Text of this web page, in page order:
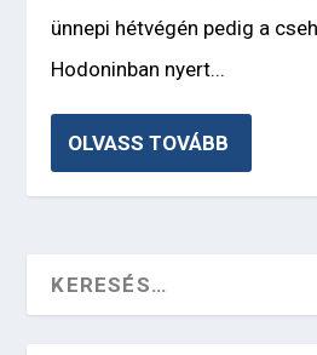
ünnepi hétvégén pedig a
Hodoninban nyert...
OLVASS TOVÁBB